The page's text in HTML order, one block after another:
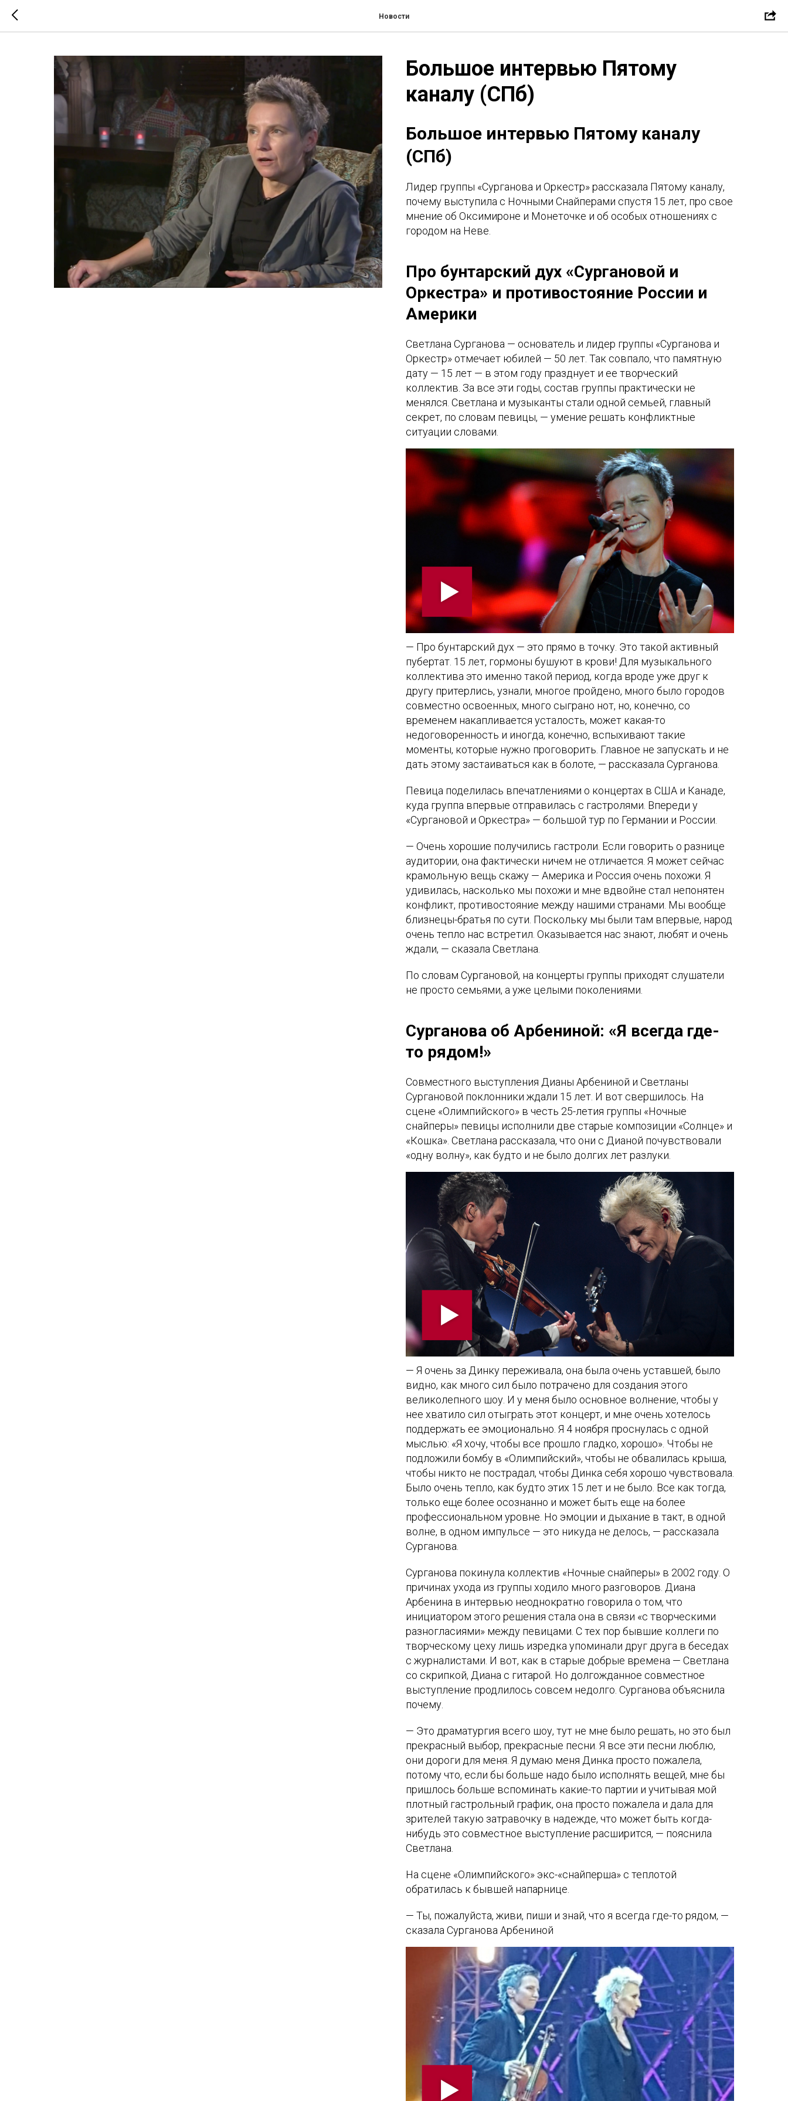
Новости
Большое интервью Пятому
каналу (СПб)
Большое интервью Пятому каналу
(СПб)
Лидер группы «Сурганова и Оркестр» рассказала Пятому каналу,
почему выступила с Ночными Снайперами спустя 15 лет, про свое
мнение об Оксимироне и Монеточке и об особых отношениях с
городом на Неве.
Про бунтарский дух «Сургановой и
Оркестра» и противостояние России и
Америки
Светлана Сурганова — основатель и лидер группы «Сурганова и
Оркестр» отмечает юбилей — 50 лет. Так совпало, что памятную
дату — 15 лет — в этом году празднует и ее творческий
коллектив. За все эти годы, состав группы практически не
менялся. Светлана и музыканты стали одной семьей, главный
секрет, по словам певицы, — умение решать конфликтные
ситуации словами.
— Про бунтарский дух — это прямо в точку. Это такой активный
пубертат. 15 лет, гормоны бушуют в крови! Для музыкального
коллектива это именно такой период, когда вроде уже друг к
другу притерлись, узнали, многое пройдено, много было городов
совместно освоенных, много сыграно нот, но, конечно, со
временем накапливается усталость, может какая-то
недоговоренность и иногда, конечно, вспыхивают такие
моменты, которые нужно проговорить. Главное не запускать и не
дать этому застаиваться как в болоте, — рассказала Сурганова.
Певица поделилась впечатлениями о концертах в США и Канаде,
куда группа впервые отправилась с гастролями. Впереди у
«Сургановой и Оркестра» — большой тур по Германии и России.
— Очень хорошие получились гастроли. Если говорить о разнице
аудитории, она фактически ничем не отличается. Я может сейчас
крамольную вещь скажу — Америка и Россия очень похожи. Я
удивилась, насколько мы похожи и мне вдвойне стал непонятен
конфликт, противостояние между нашими странами. Мы вообще
близнецы-братья по сути. Поскольку мы были там впервые, народ
очень тепло нас встретил. Оказывается нас знают, любят и очень
ждали, — сказала Светлана.
По словам Сургановой, на концерты группы приходят слушатели
не просто семьями, а уже целыми поколениями.
Сурганова об Арбениной: «Я всегда где-
то рядом!»
Совместного выступления Дианы Арбениной и Светланы
Сургановой поклонники ждали 15 лет. И вот свершилось. На
сцене «Олимпийского» в честь 25-летия группы «Ночные
снайперы» певицы исполнили две старые композиции «Солнце» и
«Кошка». Светлана рассказала, что они с Дианой почувствовали
«одну волну», как будто и не было долгих лет разлуки.
— Я очень за Динку переживала, она была очень уставшей, было
видно, как много сил было потрачено для создания этого
великолепного шоу. И у меня было основное волнение, чтобы у
нее хватило сил отыграть этот концерт, и мне очень хотелось
поддержать ее эмоционально. Я 4 ноября проснулась с одной
мыслью: «Я хочу, чтобы все прошло гладко, хорошо». Чтобы не
подложили бомбу в «Олимпийский», чтобы не обвалилась крыша,
чтобы никто не пострадал, чтобы Динка себя хорошо чувствовала.
Было очень тепло, как будто этих 15 лет и не было. Все как тогда,
только еще более осознанно и может быть еще на более
профессиональном уровне. Но эмоции и дыхание в такт, в одной
волне, в одном импульсе — это никуда не делось, — рассказала
Сурганова.
Сурганова покинула коллектив «Ночные снайперы» в 2002 году. О
причинах ухода из группы ходило много разговоров. Диана
Арбенина в интервью неоднократно говорила о том, что
инициатором этого решения стала она в связи «с творческими
разногласиями» между певицами. С тех пор бывшие коллеги по
творческому цеху лишь изредка упоминали друг друга в беседах
с журналистами. И вот, как в старые добрые времена — Светлана
со скрипкой, Диана с гитарой. Но долгожданное совместное
выступление продлилось совсем недолго. Сурганова объяснила
почему.
— Это драматургия всего шоу, тут не мне было решать, но это был
прекрасный выбор, прекрасные песни. Я все эти песни люблю,
они дороги для меня. Я думаю меня Динка просто пожалела,
потому что, если бы больше надо было исполнять вещей, мне бы
пришлось больше вспоминать какие-то партии и учитывая мой
плотный гастрольный график, она просто пожалела и дала для
зрителей такую затравочку в надежде, что может быть когда-
нибудь это совместное выступление расширится, — пояснила
Светлана.
На сцене «Олимпийского» экс-«снайперша» с теплотой
обратилась к бывшей напарнице.
— Ты, пожалуйста, живи, пиши и знай, что я всегда где-то рядом, —
сказала Сурганова Арбениной